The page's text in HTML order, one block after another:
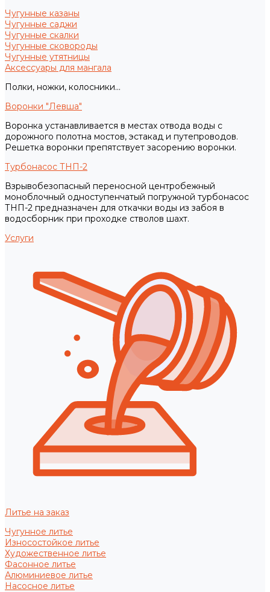
Чугунные казаны
Чугунные саджи
Чугунные скалки
Чугунные сковороды
Чугунные утятницы
Аксессуары для мангала
Полки, ножки, колосники...
Воронки "Левша"
Воронка устанавливается в местах отвода воды с
дорожного полотна мостов, эстакад и путепроводов.
Решетка воронки препятствует засорению воронки.
Турбонасос ТНП-2
Взрывобезопасный переносной центробежный
моноблочный одноступенчатый погружной турбонасос
ТНП-2 предназначен для откачки воды из забоя в
водосборник при проходке стволов шахт.
Услуги
Литье на заказ
Чугунное литье
Износостойкое литье
Художественное литье
Фасонное литье
Алюминиевое литье
Насосное литье